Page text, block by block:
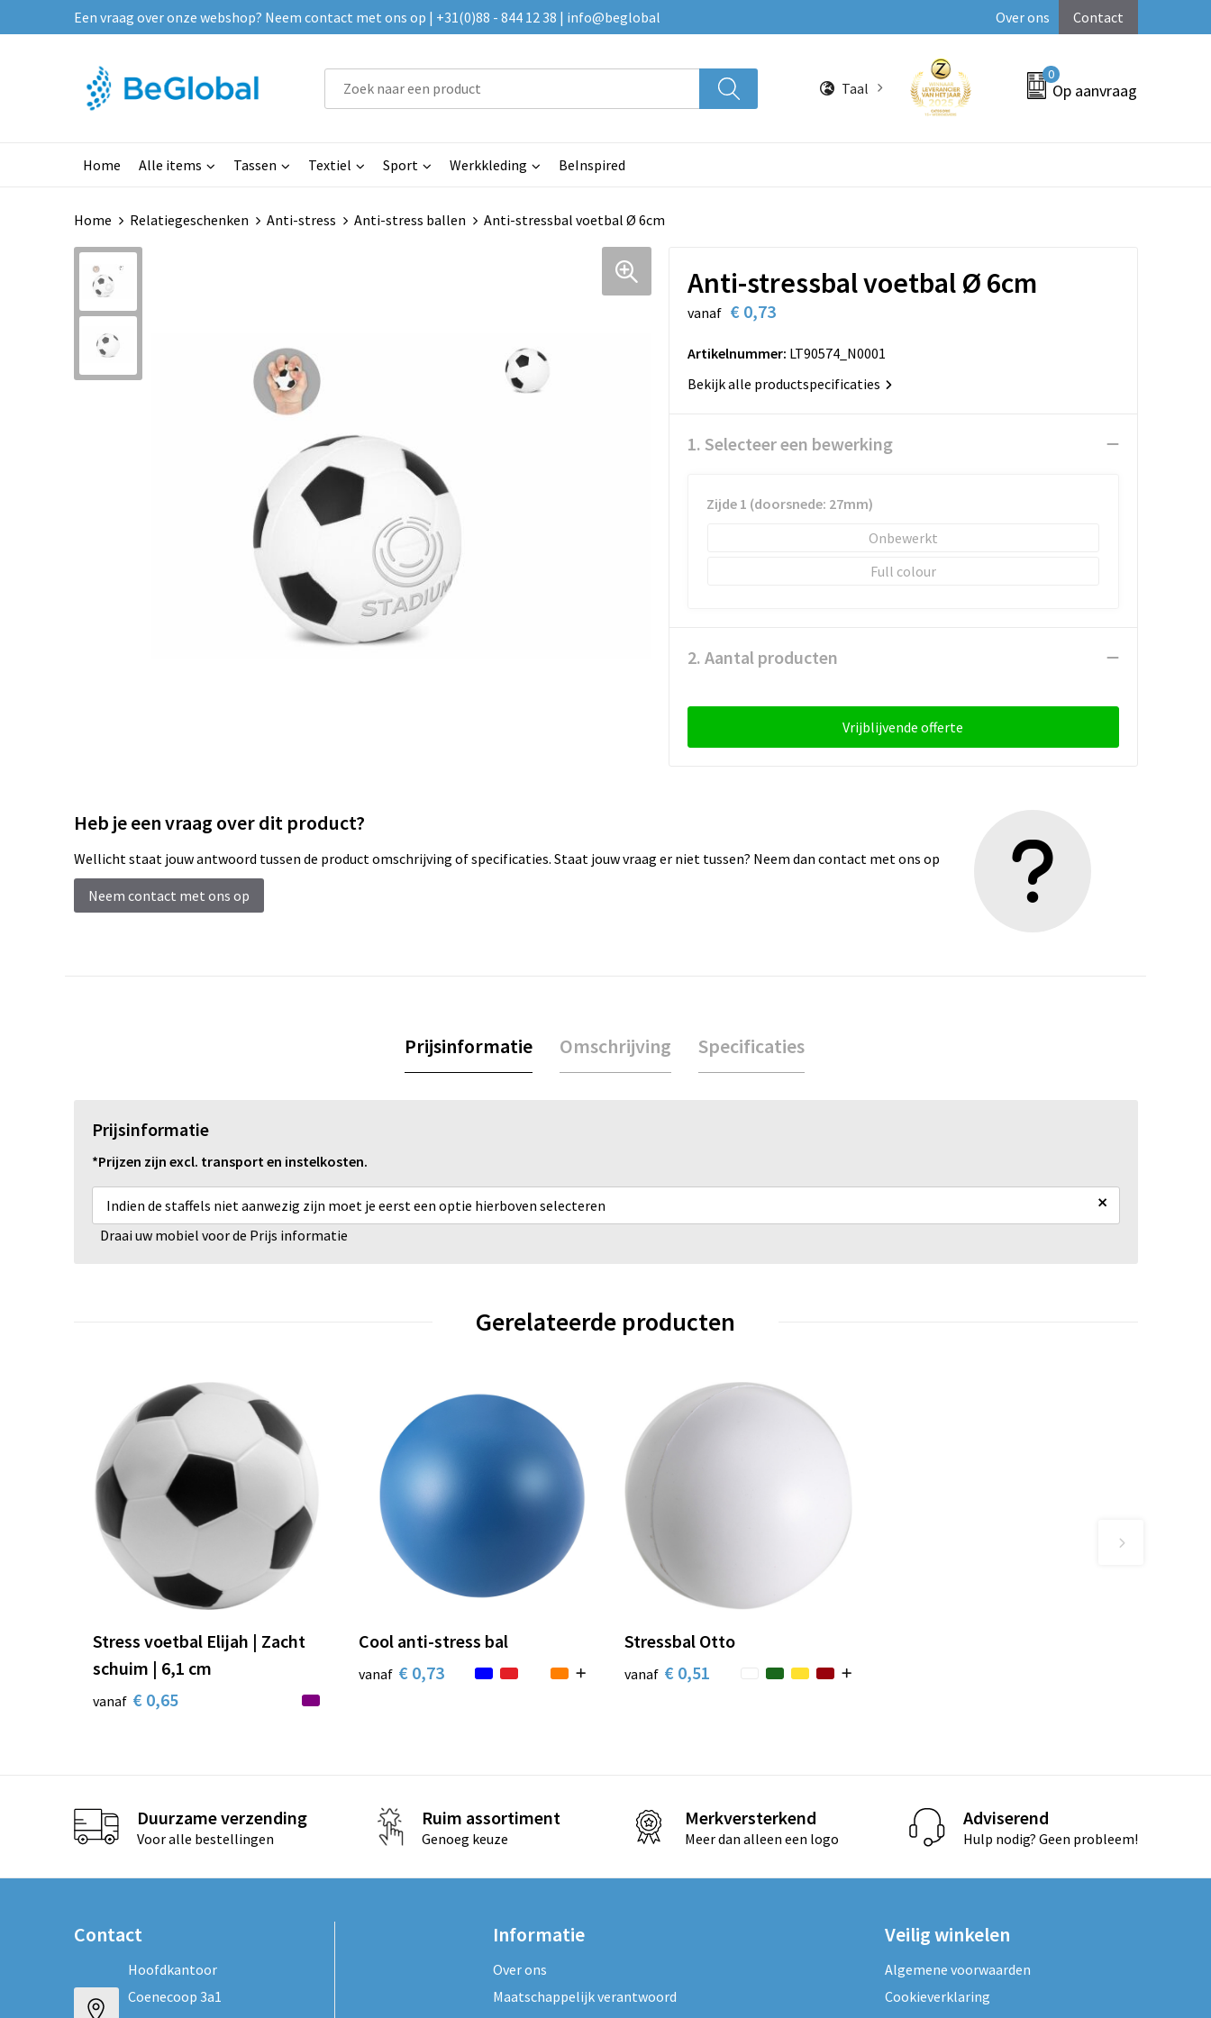
Een vraag over onze webshop? Neem contact met ons op | +31(0)88 - 844 12 38 | info@beglobal Over ons Contact
Taal
0
Op aanvraag
Home Alle items Tassen Textiel Sport Werkkleding BeInspired
Home Relatiegeschenken Anti-stress Anti-stress ballen Anti-stressbal voetbal Ø 6cm
Anti-stressbal voetbal Ø 6cm
vanaf € 0,73
Artikelnummer: LT90574_N0001
Bekijk alle productspecificaties
1. Selecteer een bewerking
Zijde 1 (doorsnede: 27mm)
Onbewerkt
Full colour
2. Aantal producten
Vrijblijvende offerte
Heb je een vraag over dit product?
Wellicht staat jouw antwoord tussen de product omschrijving of specificaties. Staat jouw vraag er niet tussen? Neem dan contact met ons op
Neem contact met ons op
Prijsinformatie Omschrijving Specificaties
Prijsinformatie
*Prijzen zijn excl. transport en instelkosten.
Indien de staffels niet aanwezig zijn moet je eerst een optie hierboven selecteren ×
Draai uw mobiel voor de Prijs informatie
Gerelateerde producten
Stress voetbal Elijah | Zacht
schuim | 6,1 cm
vanaf € 0,65
Cool anti-stress bal
vanaf € 0,73
Stressbal Otto
vanaf € 0,51
Duurzame verzending
Voor alle bestellingen
Ruim assortiment
Genoeg keuze
Merkversterkend
Meer dan alleen een logo
Adviserend
Hulp nodig? Geen probleem!
Contact
Hoofdkantoor
Coenecoop 3a1
Informatie
Over ons
Maatschappelijk verantwoord
Veilig winkelen
Algemene voorwaarden
Cookieverklaring